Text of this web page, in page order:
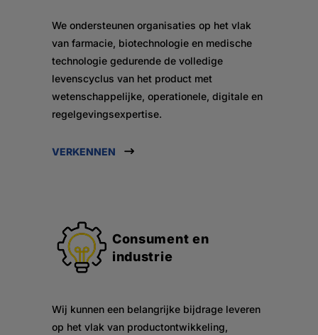
We ondersteunen organisaties op het vlak
van farmacie, biotechnologie en medische
technologie gedurende de volledige
levenscyclus van het product met
wetenschappelijke, operationele, digitale en
regelgevingsexpertise.
VERKENNEN
Consument en
industrie
Wij kunnen een belangrijke bijdrage leveren
op het vlak van productontwikkeling,